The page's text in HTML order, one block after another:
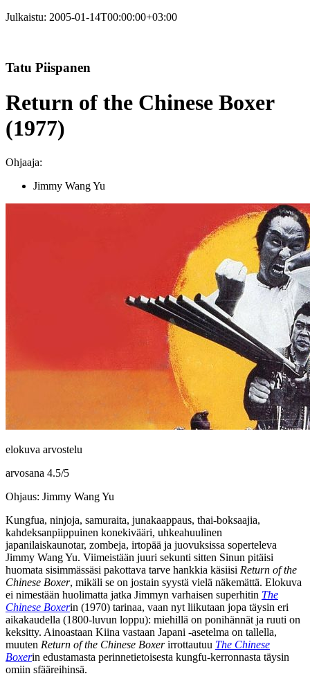
Julkaistu: 2005-01-14T00:00:00+03:00
Tatu Piispanen
Return of the Chinese Boxer
(1977)
Ohjaaja:
Jimmy Wang Yu
elokuva arvostelu
arvosana 4.5/5
Ohjaus: Jimmy Wang Yu
Kungfua, ninjoja, samuraita, junakaappaus, thai-boksaajia,
kahdeksanpiippuinen konekivääri, uhkeahuulinen
japanilaiskaunotar, zombeja, irtopää ja juovuksissa soperteleva
Jimmy Wang Yu. Viimeistään juuri sekunti sitten Sinun pitäisi
huomata sisimmässäsi pakottava tarve hankkia käsiisi Return of the
Chinese Boxer, mikäli se on jostain syystä vielä näkemättä. Elokuva
ei nimestään huolimatta jatka Jimmyn varhaisen superhitin The
Chinese Boxerin (1970) tarinaa, vaan nyt liikutaan jopa täysin eri
aikakaudella (1800‑luvun loppu): miehillä on ponihännät ja ruuti on
keksitty. Ainoastaan Kiina vastaan Japani ‑asetelma on tallella,
muuten Return of the Chinese Boxerirrottautuu The Chinese
Boxerin edustamasta perinnetietoisesta kungfu-kerronnasta täysin
omiin sfääreihinsä.